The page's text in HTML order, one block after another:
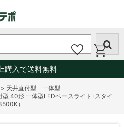
購入で送料無料
> 天井直付型 一体型
40形 一体型LEDベースライト iスタイ
）